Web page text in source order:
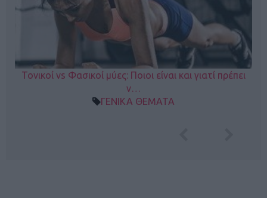
Τονικοί vs Φασικοί μύες: Ποιοι είναι και γιατί πρέπει
ν…
ΓΕΝΙΚΑ ΘΕΜΑΤΑ